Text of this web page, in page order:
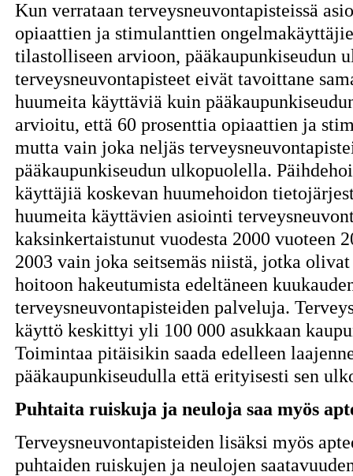
Kun verrataan terveysneuvontapisteissä
opiaattien ja stimulanttien
tilastolliseen arvioon, pääkaupunkiseudun
terveysneuvontapisteet eivät tavoittane
huumeita käyttäviä kuin
arvioitu, että 60 prosenttia opiaattien ja
mutta vain joka neljäs
pääkaupunkiseudun ulkopuolella.
käyttäjiä koskevan huumehoidon
huumeita käyttävien asiointi
kaksinkertaistunut vuodesta 2000 vuoteen
2003 vain joka seitsemäs niistä, jotka
hoitoon hakeutumista edeltäneen
terveysneuvontapisteiden palveluja.
käyttö keskittyi yli 100 000 asukkaan
Toimintaa pitäisikin saada edelleen
pääkaupunkiseudulla että erityisesti sen
Puhtaita ruiskuja ja neuloja saa myös
Terveysneuvontapisteiden lisäksi myös
puhtaiden ruiskujen ja neulojen